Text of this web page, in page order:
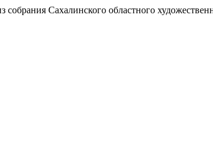
Сахалинского областного